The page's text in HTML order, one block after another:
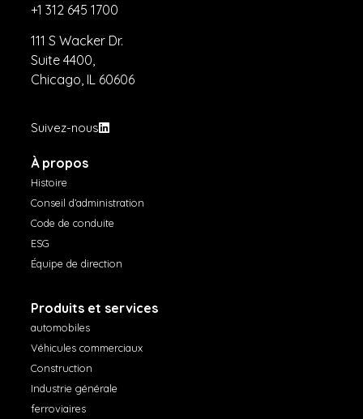
+1 312 645 1700
111 S Wacker Dr.
Suite 4400,
Chicago, IL 60606
Suivez-nous
À propos
Histoire
Conseil d’administration
Code de conduite
ESG
Équipe de direction
Produits et services
automobiles
Véhicules commerciaux
Construction
Industrie générale
ferroviaires